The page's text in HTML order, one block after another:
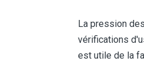
La pression
vérifications
est utile de la